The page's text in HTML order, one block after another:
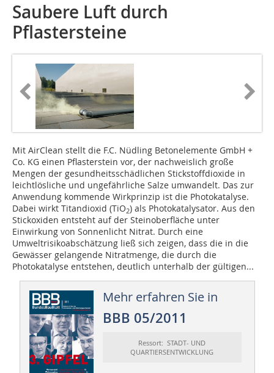
Saubere Luft durch
Pflastersteine
Mit AirClean stellt die F.C. Nüdling Betonelemente GmbH +
Co. KG einen Pflasterstein vor, der nachweislich große
Mengen der gesundheitsschädlichen Stickstoffdioxide in
leichtlösliche und ungefährliche Salze umwandelt. Das zur
Anwendung kommende Wirkprinzip ist die Photokatalyse.
Dabei wirkt Titandioxid (TiO2) als Photokatalysator. Aus den
Stickoxiden entsteht auf der Steinoberfläche unter
Einwirkung von Sonnenlicht Nitrat. Durch eine
Umweltrisikoabschätzung ließ sich zeigen, dass die in die
Gewässer gelangende Nitratmenge, die durch die
Photokatalyse entstehen, deutlich unterhalb der gültigen...
Mehr erfahren Sie in
BBB 05/2011
Ressort: STADT- UND
QUARTIERSENTWICKLUNG